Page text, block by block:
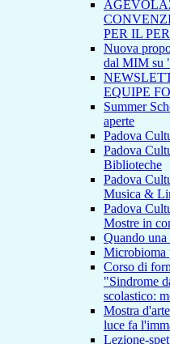
PER IL
Nuova
dal MIM su
EQUIPE
Summer
aperte
Padova
Padova
Biblioteche
Padova
Musica &
Padova
Mostre in
Quando una
Microbioma
Corso di
"Sindrome
scolastico:
Mostra
luce fa
Lezione-